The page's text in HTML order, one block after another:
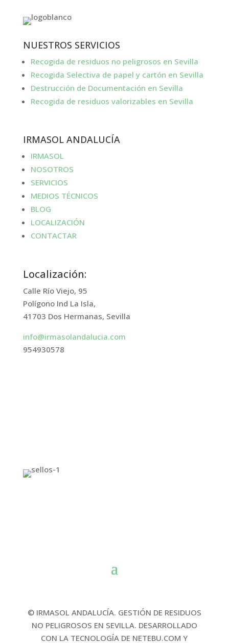
NUESTROS SERVICIOS
Recogida de residuos no peligrosos en Sevilla
Recogida Selectiva de papel y cartón en Sevilla
Destrucción de Documentación en Sevilla
Recogida de residuos valorizables en Sevilla
IRMASOL ANDALUCÍA
IRMASOL
NOSOTROS
SERVICIOS
MEDIOS TÉCNICOS
BLOG
LOCALIZACIÓN
CONTACTAR
Localización:
Calle Río Viejo, 95
Polígono Ind La Isla,
41703 Dos Hermanas, Sevilla
info@irmasolandalucia.com
954930578
© IRMASOL ANDALUCÍA. GESTIÓN DE RESIDUOS
NO PELIGROSOS EN SEVILLA. DESARROLLADO
CON LA TECNOLOGÍA DE NETEBU.COM Y